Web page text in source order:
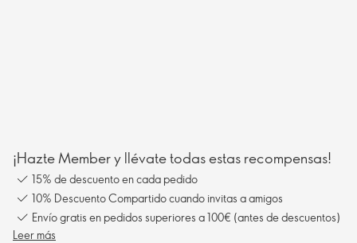
¡Hazte Member y llévate todas estas recompensas!
15% de descuento en cada pedido
10% Descuento Compartido cuando invitas a amigos
Envío gratis en pedidos superiores a 100€ (antes de descuentos)
Leer más